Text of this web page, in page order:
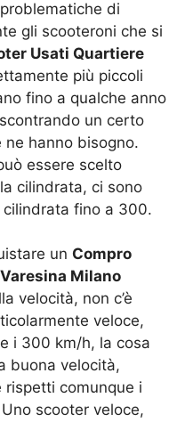
di
gli scooteroni che si
Usati Quartiere
più piccoli
fino a qualche anno
un certo
hanno bisogno.
essere scelto
cilindrata, ci sono
cilindrata fino a 300.
un Compro
Milano
velocità, non c’è
veloce,
i 300 km/h, la cosa
buona velocità,
rispetti comunque i
scooter veloce,